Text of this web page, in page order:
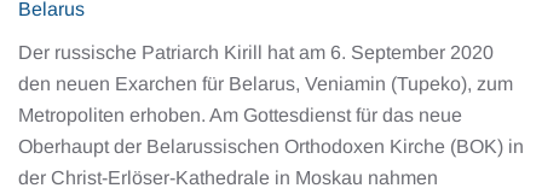
Belarus
Der russische Patriarch Kirill hat am 6. September 2020
den neuen Exarchen für Belarus, Veniamin (Tupeko), zum
Metropoliten erhoben. Am Gottesdienst für das neue
Oberhaupt der Belarussischen Orthodoxen Kirche (BOK) in
der Christ-Erlöser-Kathedrale in Moskau nahmen